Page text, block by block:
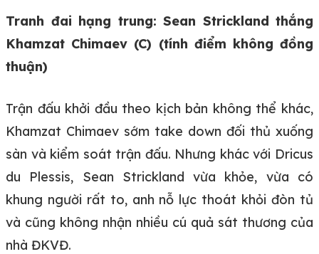
Tranh đai hạng trung: Sean Strickland thắng
Khamzat Chimaev (C) (tính điểm không đồng
thuận)
Trận đấu khởi đầu theo kịch bản không thể khác,
Khamzat Chimaev sớm take down đối thủ xuống
sàn và kiểm soát trận đấu. Nhưng khác với Dricus
du Plessis, Sean Strickland vừa khỏe, vừa có
khung người rất to, anh nỗ lực thoát khỏi đòn tủ
và cũng không nhận nhiều cú quả sát thương của
nhà ĐKVĐ.